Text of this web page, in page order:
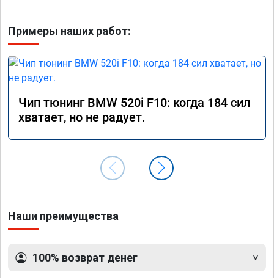
Примеры наших работ:
Чип тюнинг BMW 520i F10: когда 184 сил
хватает, но не радует.
Наши преимущества
100% возврат денег